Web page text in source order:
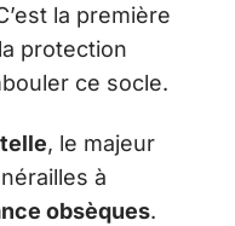
la première
protection
ce socle.
, le majeur
à
obsèques.